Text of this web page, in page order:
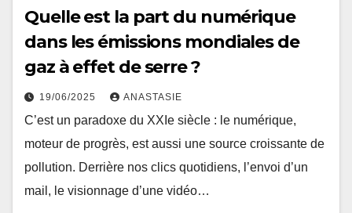
Quelle est la part du numérique
dans les émissions mondiales de
gaz à effet de serre ?
19/06/2025 ANASTASIE
C’est un paradoxe du XXIe siècle : le numérique,
moteur de progrès, est aussi une source croissante de
pollution. Derrière nos clics quotidiens, l’envoi d’un
mail, le visionnage d’une vidéo…